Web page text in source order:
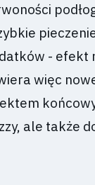
- efekt
więc
ale także